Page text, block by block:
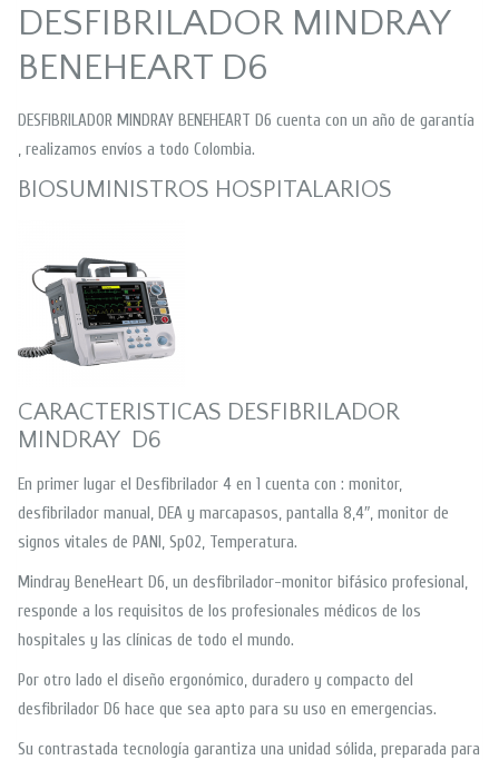
DESFIBRILADOR MINDRAY
BENEHEART D6
DESFIBRILADOR MINDRAY BENEHEART D6 cuenta con un año de garantía
, realizamos envíos a todo Colombia.
BIOSUMINISTROS HOSPITALARIOS
CARACTERISTICAS DESFIBRILADOR
MINDRAY D6
En primer lugar el Desfibrilador 4 en 1 cuenta con : monitor,
desfibrilador manual, DEA y marcapasos, pantalla 8,4″, monitor de
signos vitales de PANI, SpO2, Temperatura.
Mindray BeneHeart D6, un desfibrilador-monitor bifásico profesional,
responde a los requisitos de los profesionales médicos de los
hospitales y las clínicas de todo el mundo.
Por otro lado el diseño ergonómico, duradero y compacto del
desfibrilador D6 hace que sea apto para su uso en emergencias.
Su contrastada tecnología garantiza una unidad sólida, preparada para